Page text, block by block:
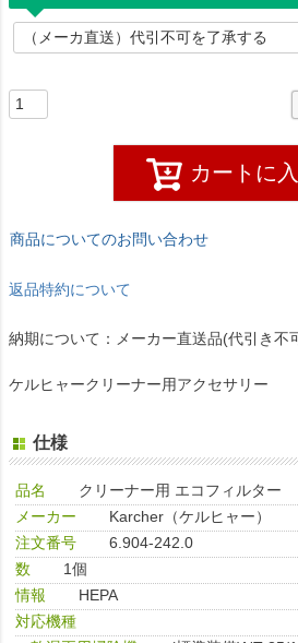
(
必
須
カートに
商品についてのお問い合わせ
返品特約について
納期について：メーカー直送品(代引き不
ケルヒャークリーナー用アクセサリー
仕様
品名
クリーナー用 エコフィルター
メーカー
Karcher（ケルヒャー）
注文番号
6.904-242.0
数
1個
情報
HEPA
対応機種